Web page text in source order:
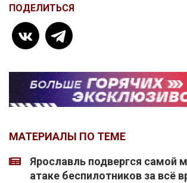
ПОДЕЛИТЬСЯ
МАТЕРИАЛЫ ПО ТЕМЕ
Ярославль подвергся самой
атаке беспилотников за всё